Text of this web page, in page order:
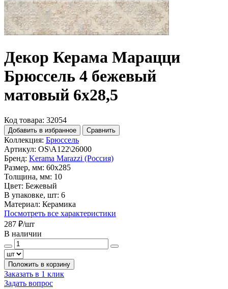
Декор Керама Марацци
Брюссель 4 бежевый
матовый 6x28,5
Код товара: 32054
Добавить в избранное Сравнить
Коллекция: Брюссель
Артикул: OS\A122\26000
Бренд: Kerama Marazzi (Россия)
Размер, мм: 60x285
Толщина, мм: 10
Цвет: Бежевый
В упаковке, шт: 6
Материал: Керамика
Посмотреть все характеристики
287 ₽/шт
В наличии
Положить в корзину
Заказать в 1 клик
Задать вопрос